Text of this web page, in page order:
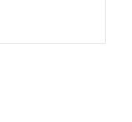
ームポイント